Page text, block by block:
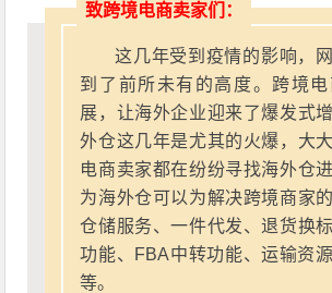
致跨境电商卖家们：
这几年受到疫情的影响，
到了前所未有的高度。跨境
展，让海外企业迎来了爆发式
外仓这几年是尤其的火爆，大
电商卖家都在纷纷寻找海外仓
为海外仓可以为解决跨境商家
仓储服务、一件代发、退货换
功能、FBA中转功能、运输资
等。